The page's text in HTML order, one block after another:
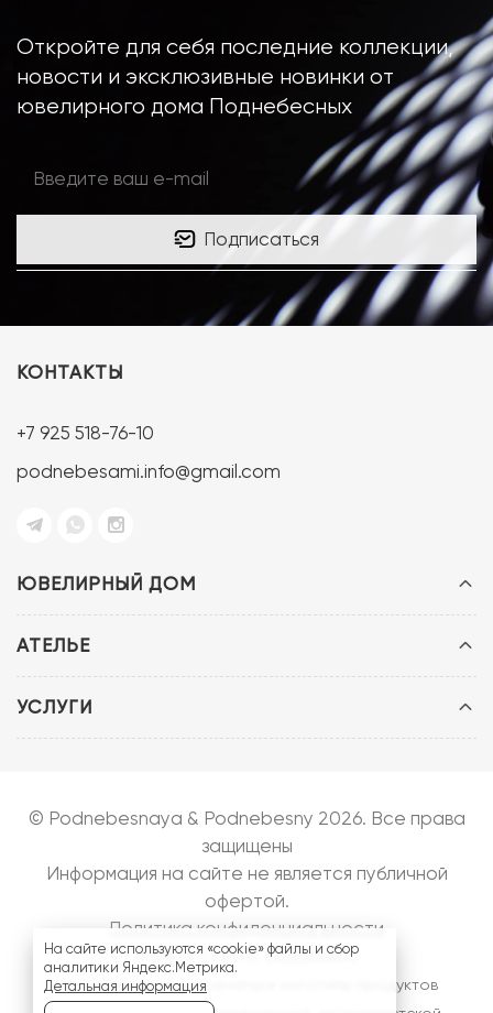
Откройте для себя последние коллекции,
новости и эксклюзивные новинки от
ювелирного дома Поднебесных
Подписаться
ЮВЕЛИРНЫЙ ДОМ
АТЕЛЬЕ
УСЛУГИ
КОНТАКТЫ
+7 925 518-76-10
podnebesami.info@gmail.com
© Podnebesnaya & Podnebesny 2026. Все права
защищены
Информация на сайте не является публичной
офертой.
Политика конфиденциальности
Запуск сайта:bazarow.ru
На сайте могут встречаться логотипы продуктов
На сайте используются «cookie» файлы и сбор
аналитики Яндекс.Метрика.
Детальная информация